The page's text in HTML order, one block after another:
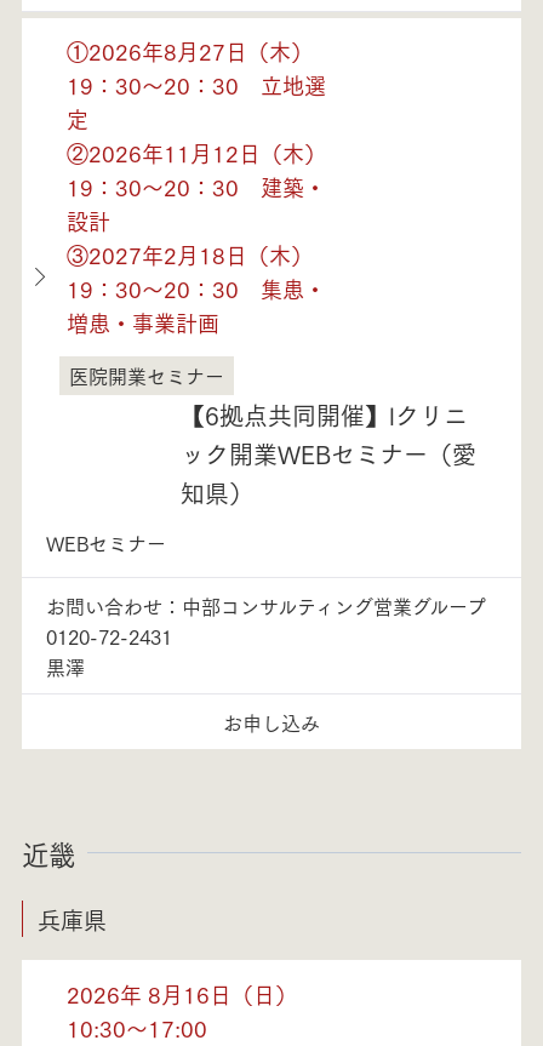
①2026年8月27日（木）
19：30～20：30 立地選
定
②2026年11月12日（木）
19：30～20：30 建築・
設計
③2027年2月18日（木）
19：30～20：30 集患・
増患・事業計画
愛知県
医院開業セミナー
【6拠点共同開催】lクリニ
ック開業WEBセミナー（愛
知県）
WEBセミナー
お問い合わせ：中部コンサルティング営業グループ
0120-72-2431
黒澤
お申し込み
近畿
兵庫県
2026年 8月16日（日）
10:30～17:00